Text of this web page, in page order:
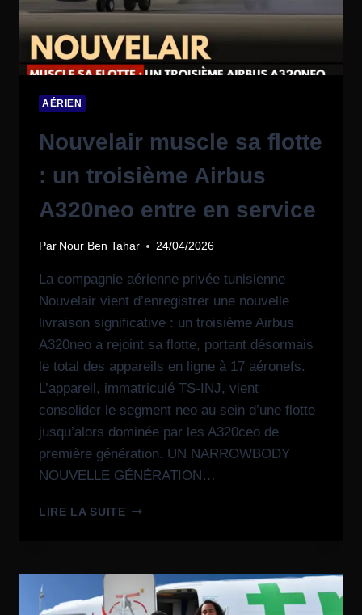
AÉRIEN
Nouvelair muscle sa flotte
: un troisième Airbus
A320neo entre en service
Par Nour Ben Tahar 24/04/2026
La compagnie aérienne privée tunisienne
Nouvelair vient d’enregistrer une nouvelle
livraison significative : un troisième Airbus
A320neo a rejoint sa flotte, portant désormais
le total des appareils en ligne à 17 aéronefs.
L’appareil, immatriculé TS-INJ, vient
consolider le segment neo au sein d’une flotte
jusqu’alors dominée par les A320ceo de
première génération. UN NARROWBODY
NOUVELLE GÉNÉRATION…
LIRE LA SUITE